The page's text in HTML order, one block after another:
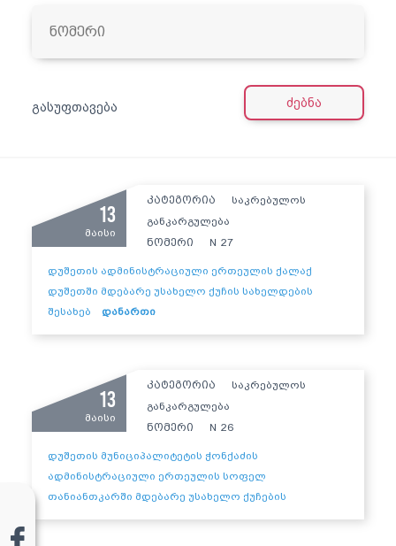
გასუფთავება ძებნა
13
მაისი
კატეგორია
საკრებულოს
განკარგულება
ნომერი
N 27
დუშეთის ადმინისტრაციული ერთეულის ქალაქ
დუშეთში მდებარე უსახელო ქუჩის სახელდების
შესახებ
დანართი
13
მაისი
კატეგორია
საკრებულოს
განკარგულება
ნომერი
N 26
დუშეთის მუნიციპალიტეტის ჭონქაძის
ადმინისტრაციული ერთეულის სოფელ
თანიანთკარში მდებარე უსახელო ქუჩების
სახელდების შესახებ დანართი 1 დანართი 2